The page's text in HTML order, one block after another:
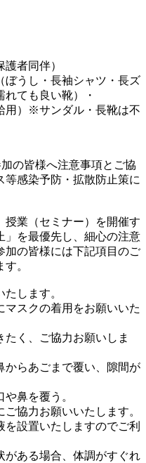
者同伴）
うし・長袖シャツ・長ズ
ても良い靴）・
用）※サンダル・長靴は不
の皆様へ注意事項とご協
等感染予防・拡散防止策に
授業（セミナー）を開催す
」を最優先し、細心の注意
加の皆様には下記項目のご
。
します。
マスクの着用をお願いいた
たく、ご協力お願いしま
からあごまで覆い、隙間が
鼻を覆う。
協力お願いいたします。
を設置いたしますのでご利
がある場合、体調がすぐれ